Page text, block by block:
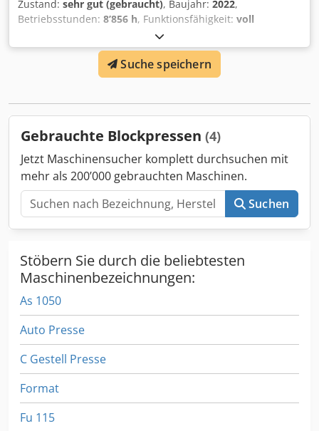
Zustand: sehr gut (gebraucht), Baujahr: 2022,
Betriebsstunden: 8’856 h, Funktionsfähigkeit: voll
, Arbeitslänge:12’000 mm
Obnovljena 12m dolžine Vse brezhibo Cjdpjxfg Sbofx Afpjrf
V delujocem stanju. Nahaja se na sedežu podjetja.
Suche speichern
Gebrauchte Blockpressen (4)
Jetzt Maschinensucher komplett durchsuchen mit
mehr als 200’000 gebrauchten Maschinen.
Suchen
Stöbern Sie durch die beliebtesten
Maschinenbezeichnungen:
As 1050
Auto Presse
C Gestell Presse
Format
Fu 115